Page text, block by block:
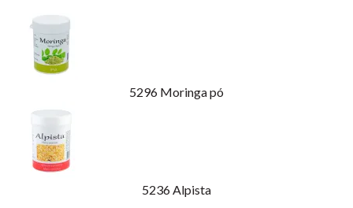
5296 Moringa pó
5236Alpista